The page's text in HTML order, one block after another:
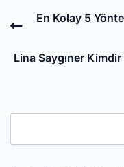
Post
PreviousEn Kolay 5
Lina Saygıner